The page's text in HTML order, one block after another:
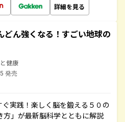
詳細を見る
どん強くなる！すごい地球の
健康
発売
実践！楽しく脳を鍛える５０の
方」が最新脳科学とともに解説